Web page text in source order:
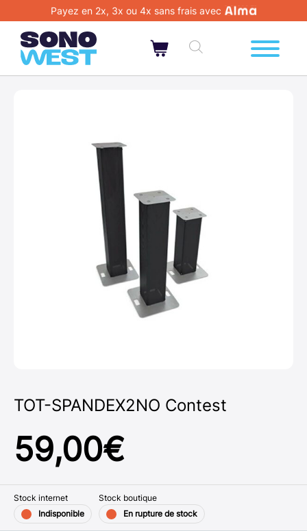
Payez en 2x, 3x ou 4x sans frais avec
TOT-SPANDEX2NO Contest
59,00€
Stock internet
Indisponible
Stock boutique
En rupture de stock